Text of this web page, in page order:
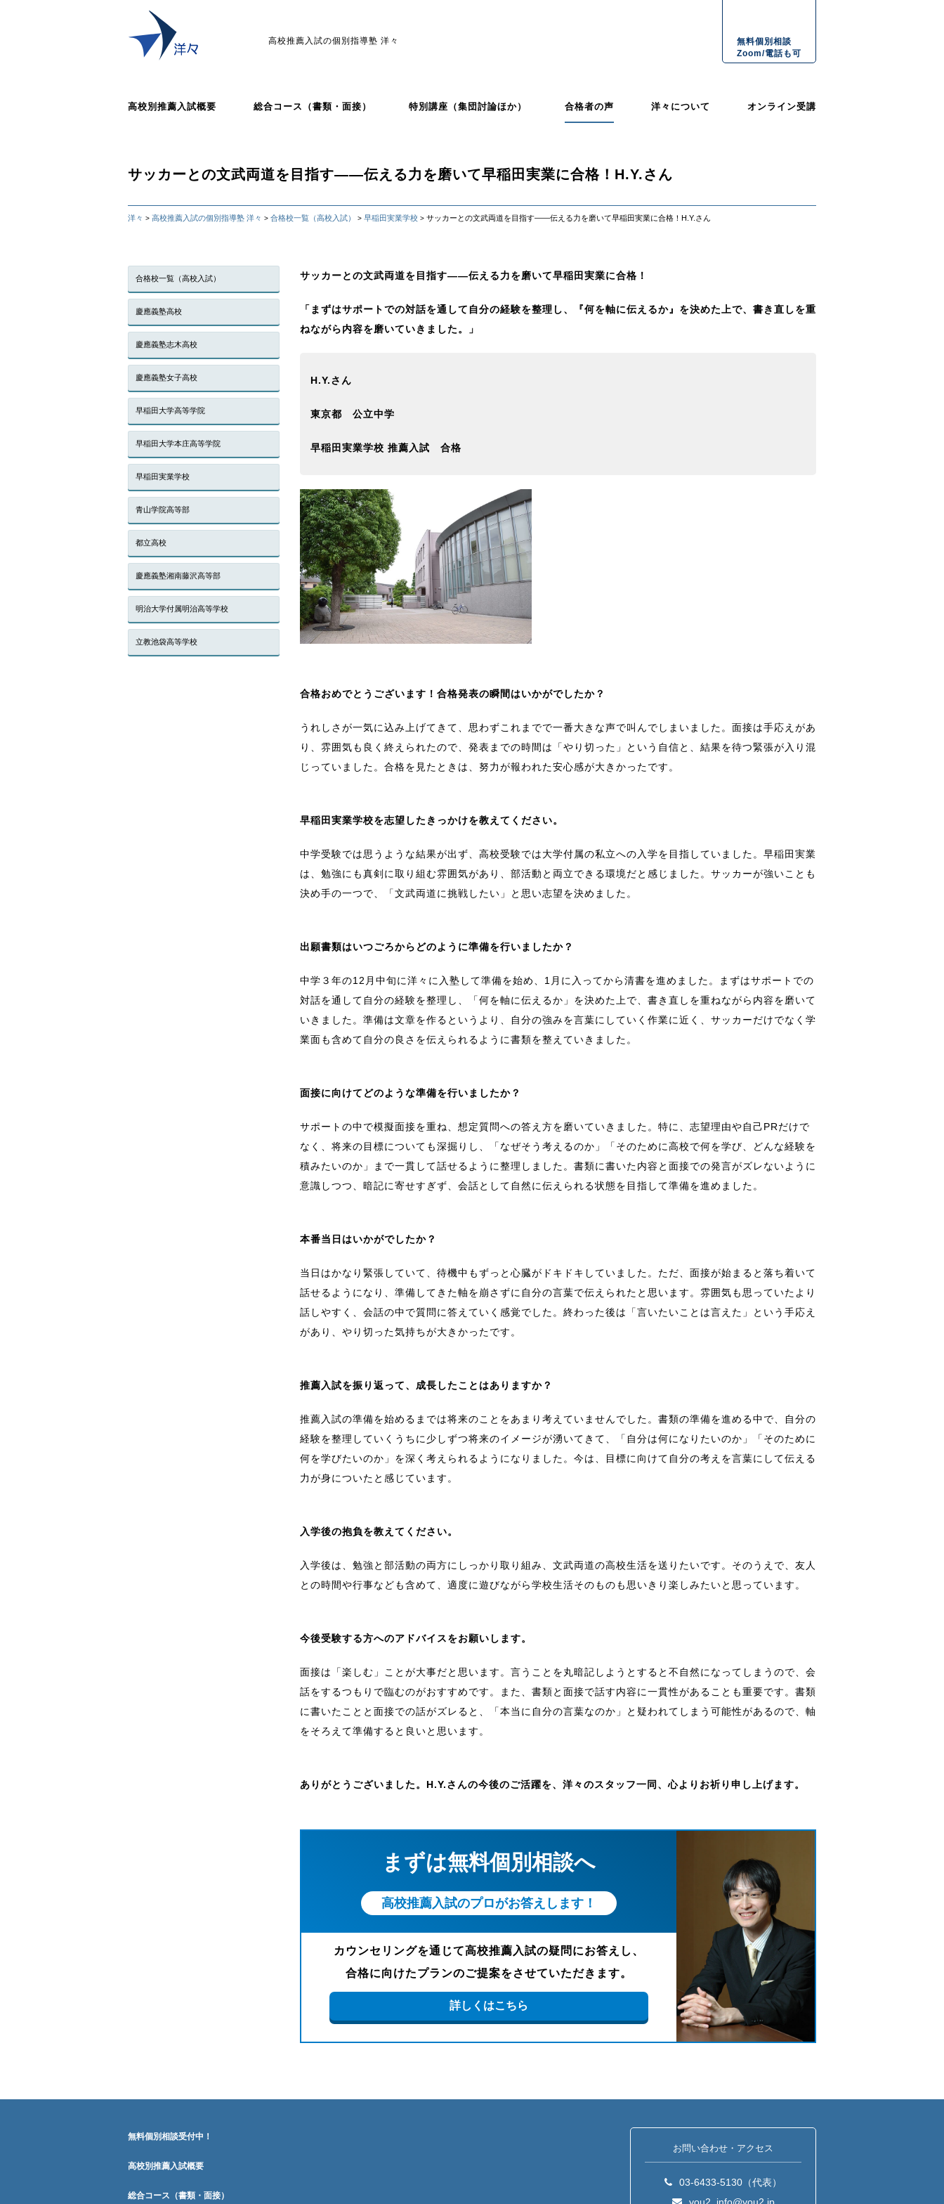
高校推薦入試の個別指導塾 洋々
無料個別相談
Zoom/電話も可
高校別推薦入試概要 総合コース（書類・面接） 特別講座（集団討論ほか） 合格者の声 洋々について オンライン受講
サッカーとの文武両道を目指す――伝える力を磨いて早稲田実業に合格！H.Y.さん
洋々 > 高校推薦入試の個別指導塾 洋々 > 合格校一覧（高校入試） > 早稲田実業学校 > サッカーとの文武両道を目指す――伝える力を磨いて早稲田実業に合格！H.Y.さん
サッカーとの文武両道を目指す――伝える力を磨いて早稲田実業に合格！
「まずはサポートでの対話を通して自分の経験を整理し、『何を軸に伝えるか』を決めた上で、書き直しを重
ねながら内容を磨いていきました。」
H.Y.さん
東京都 公立中学
早稲田実業学校 推薦入試 合格
合格おめでとうございます！合格発表の瞬間はいかがでしたか？
うれしさが一気に込み上げてきて、思わずこれまでで一番大きな声で叫んでしまいました。面接は手応えがあ
り、雰囲気も良く終えられたので、発表までの時間は「やり切った」という自信と、結果を待つ緊張が入り混
じっていました。合格を見たときは、努力が報われた安心感が大きかったです。
早稲田実業学校を志望したきっかけを教えてください。
中学受験では思うような結果が出ず、高校受験では大学付属の私立への入学を目指していました。早稲田実業
は、勉強にも真剣に取り組む雰囲気があり、部活動と両立できる環境だと感じました。サッカーが強いことも
決め手の一つで、「文武両道に挑戦したい」と思い志望を決めました。
出願書類はいつごろからどのように準備を行いましたか？
中学３年の12月中旬に洋々に入塾して準備を始め、1月に入ってから清書を進めました。まずはサポートでの
対話を通して自分の経験を整理し、「何を軸に伝えるか」を決めた上で、書き直しを重ねながら内容を磨いて
いきました。準備は文章を作るというより、自分の強みを言葉にしていく作業に近く、サッカーだけでなく学
業面も含めて自分の良さを伝えられるように書類を整えていきました。
面接に向けてどのような準備を行いましたか？
サポートの中で模擬面接を重ね、想定質問への答え方を磨いていきました。特に、志望理由や自己PRだけで
なく、将来の目標についても深掘りし、「なぜそう考えるのか」「そのために高校で何を学び、どんな経験を
積みたいのか」まで一貫して話せるように整理しました。書類に書いた内容と面接での発言がズレないように
意識しつつ、暗記に寄せすぎず、会話として自然に伝えられる状態を目指して準備を進めました。
本番当日はいかがでしたか？
当日はかなり緊張していて、待機中もずっと心臓がドキドキしていました。ただ、面接が始まると落ち着いて
話せるようになり、準備してきた軸を崩さずに自分の言葉で伝えられたと思います。雰囲気も思っていたより
話しやすく、会話の中で質問に答えていく感覚でした。終わった後は「言いたいことは言えた」という手応え
があり、やり切った気持ちが大きかったです。
推薦入試を振り返って、成長したことはありますか？
推薦入試の準備を始めるまでは将来のことをあまり考えていませんでした。書類の準備を進める中で、自分の
経験を整理していくうちに少しずつ将来のイメージが湧いてきて、「自分は何になりたいのか」「そのために
何を学びたいのか」を深く考えられるようになりました。今は、目標に向けて自分の考えを言葉にして伝える
力が身についたと感じています。
入学後の抱負を教えてください。
入学後は、勉強と部活動の両方にしっかり取り組み、文武両道の高校生活を送りたいです。そのうえで、友人
との時間や行事なども含めて、適度に遊びながら学校生活そのものも思いきり楽しみたいと思っています。
今後受験する方へのアドバイスをお願いします。
面接は「楽しむ」ことが大事だと思います。言うことを丸暗記しようとすると不自然になってしまうので、会
話をするつもりで臨むのがおすすめです。また、書類と面接で話す内容に一貫性があることも重要です。書類
に書いたことと面接での話がズレると、「本当に自分の言葉なのか」と疑われてしまう可能性があるので、軸
をそろえて準備すると良いと思います。
ありがとうございました。H.Y.さんの今後のご活躍を、洋々のスタッフ一同、心よりお祈り申し上げます。
まずは無料個別相談へ
高校推薦入試のプロがお答えします！
カウンセリングを通じて高校推薦入試の疑問にお答えし、
合格に向けたプランのご提案をさせていただきます。
詳しくはこちら
合格校一覧（高校入試）
慶應義塾高校
慶應義塾志木高校
慶應義塾女子高校
早稲田大学高等学院
早稲田大学本庄高等学院
早稲田実業学校
青山学院高等部
都立高校
慶應義塾湘南藤沢高等部
明治大学付属明治高等学校
立教池袋高等学校
無料個別相談受付中！
高校別推薦入試概要
総合コース（書類・面接）
お問い合わせ・アクセス
03-6433-5130（代表）